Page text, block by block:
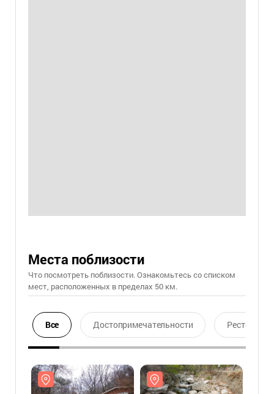
Места поблизости
Что посмотреть поблизости. Ознакомьтесь со списком
мест, расположенных в пределах 50 км.
Все Достопримечательности Ресторан